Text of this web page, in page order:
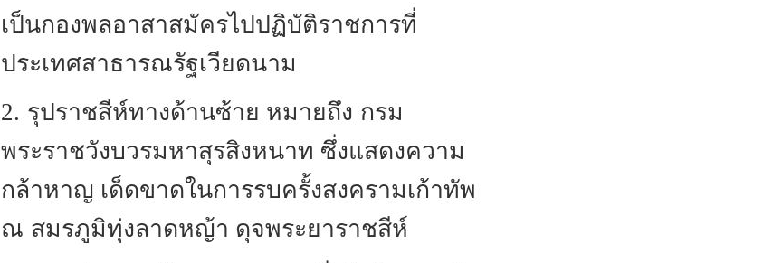
เป็นกองพลอาสาสมัครไปปฏิบัติราชการที่
ประเทศสาธารณรัฐเวียดนาม
2. รุปราชสีห์ทางด้านซ้าย หมายถึง กรม
พระราชวังบวรมหาสุรสิงหนาท ซึ่งแสดงความ
กล้าหาญ เด็ดขาดในการรบครั้งสงครามเก้าทัพ
ณ สมรภูมิทุ่งลาดหญ้า ดุจพระยาราชสีห์